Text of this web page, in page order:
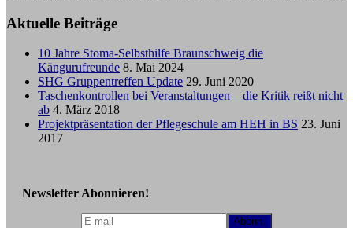
Aktuelle Beiträge
10 Jahre Stoma-Selbsthilfe Braunschweig die
Kängurufreunde 8. Mai 2024
SHG Gruppentreffen Update 29. Juni 2020
Taschenkontrollen bei Veranstaltungen – die Kritik reißt nicht
ab 4. März 2018
Projektpräsentation der Pflegeschule am HEH in BS 23. Juni
2017
Newsletter Abonnieren!